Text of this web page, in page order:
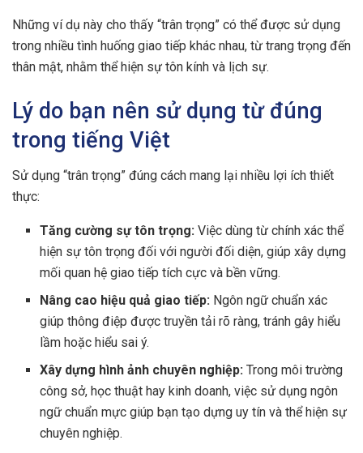
Những ví dụ này cho thấy “trân trọng” có thể được sử dụng
trong nhiều tình huống giao tiếp khác nhau, từ trang trọng đến
thân mật, nhằm thể hiện sự tôn kính và lịch sự.
Lý do bạn nên sử dụng từ đúng
trong tiếng Việt
Sử dụng “trân trọng” đúng cách mang lại nhiều lợi ích thiết
thực:
Tăng cường sự tôn trọng: Việc dùng từ chính xác thể
hiện sự tôn trọng đối với người đối diện, giúp xây dựng
mối quan hệ giao tiếp tích cực và bền vững.
Nâng cao hiệu quả giao tiếp: Ngôn ngữ chuẩn xác
giúp thông điệp được truyền tải rõ ràng, tránh gây hiểu
lầm hoặc hiểu sai ý.
Xây dựng hình ảnh chuyên nghiệp: Trong môi trường
công sở, học thuật hay kinh doanh, việc sử dụng ngôn
ngữ chuẩn mực giúp bạn tạo dựng uy tín và thể hiện sự
chuyên nghiệp.